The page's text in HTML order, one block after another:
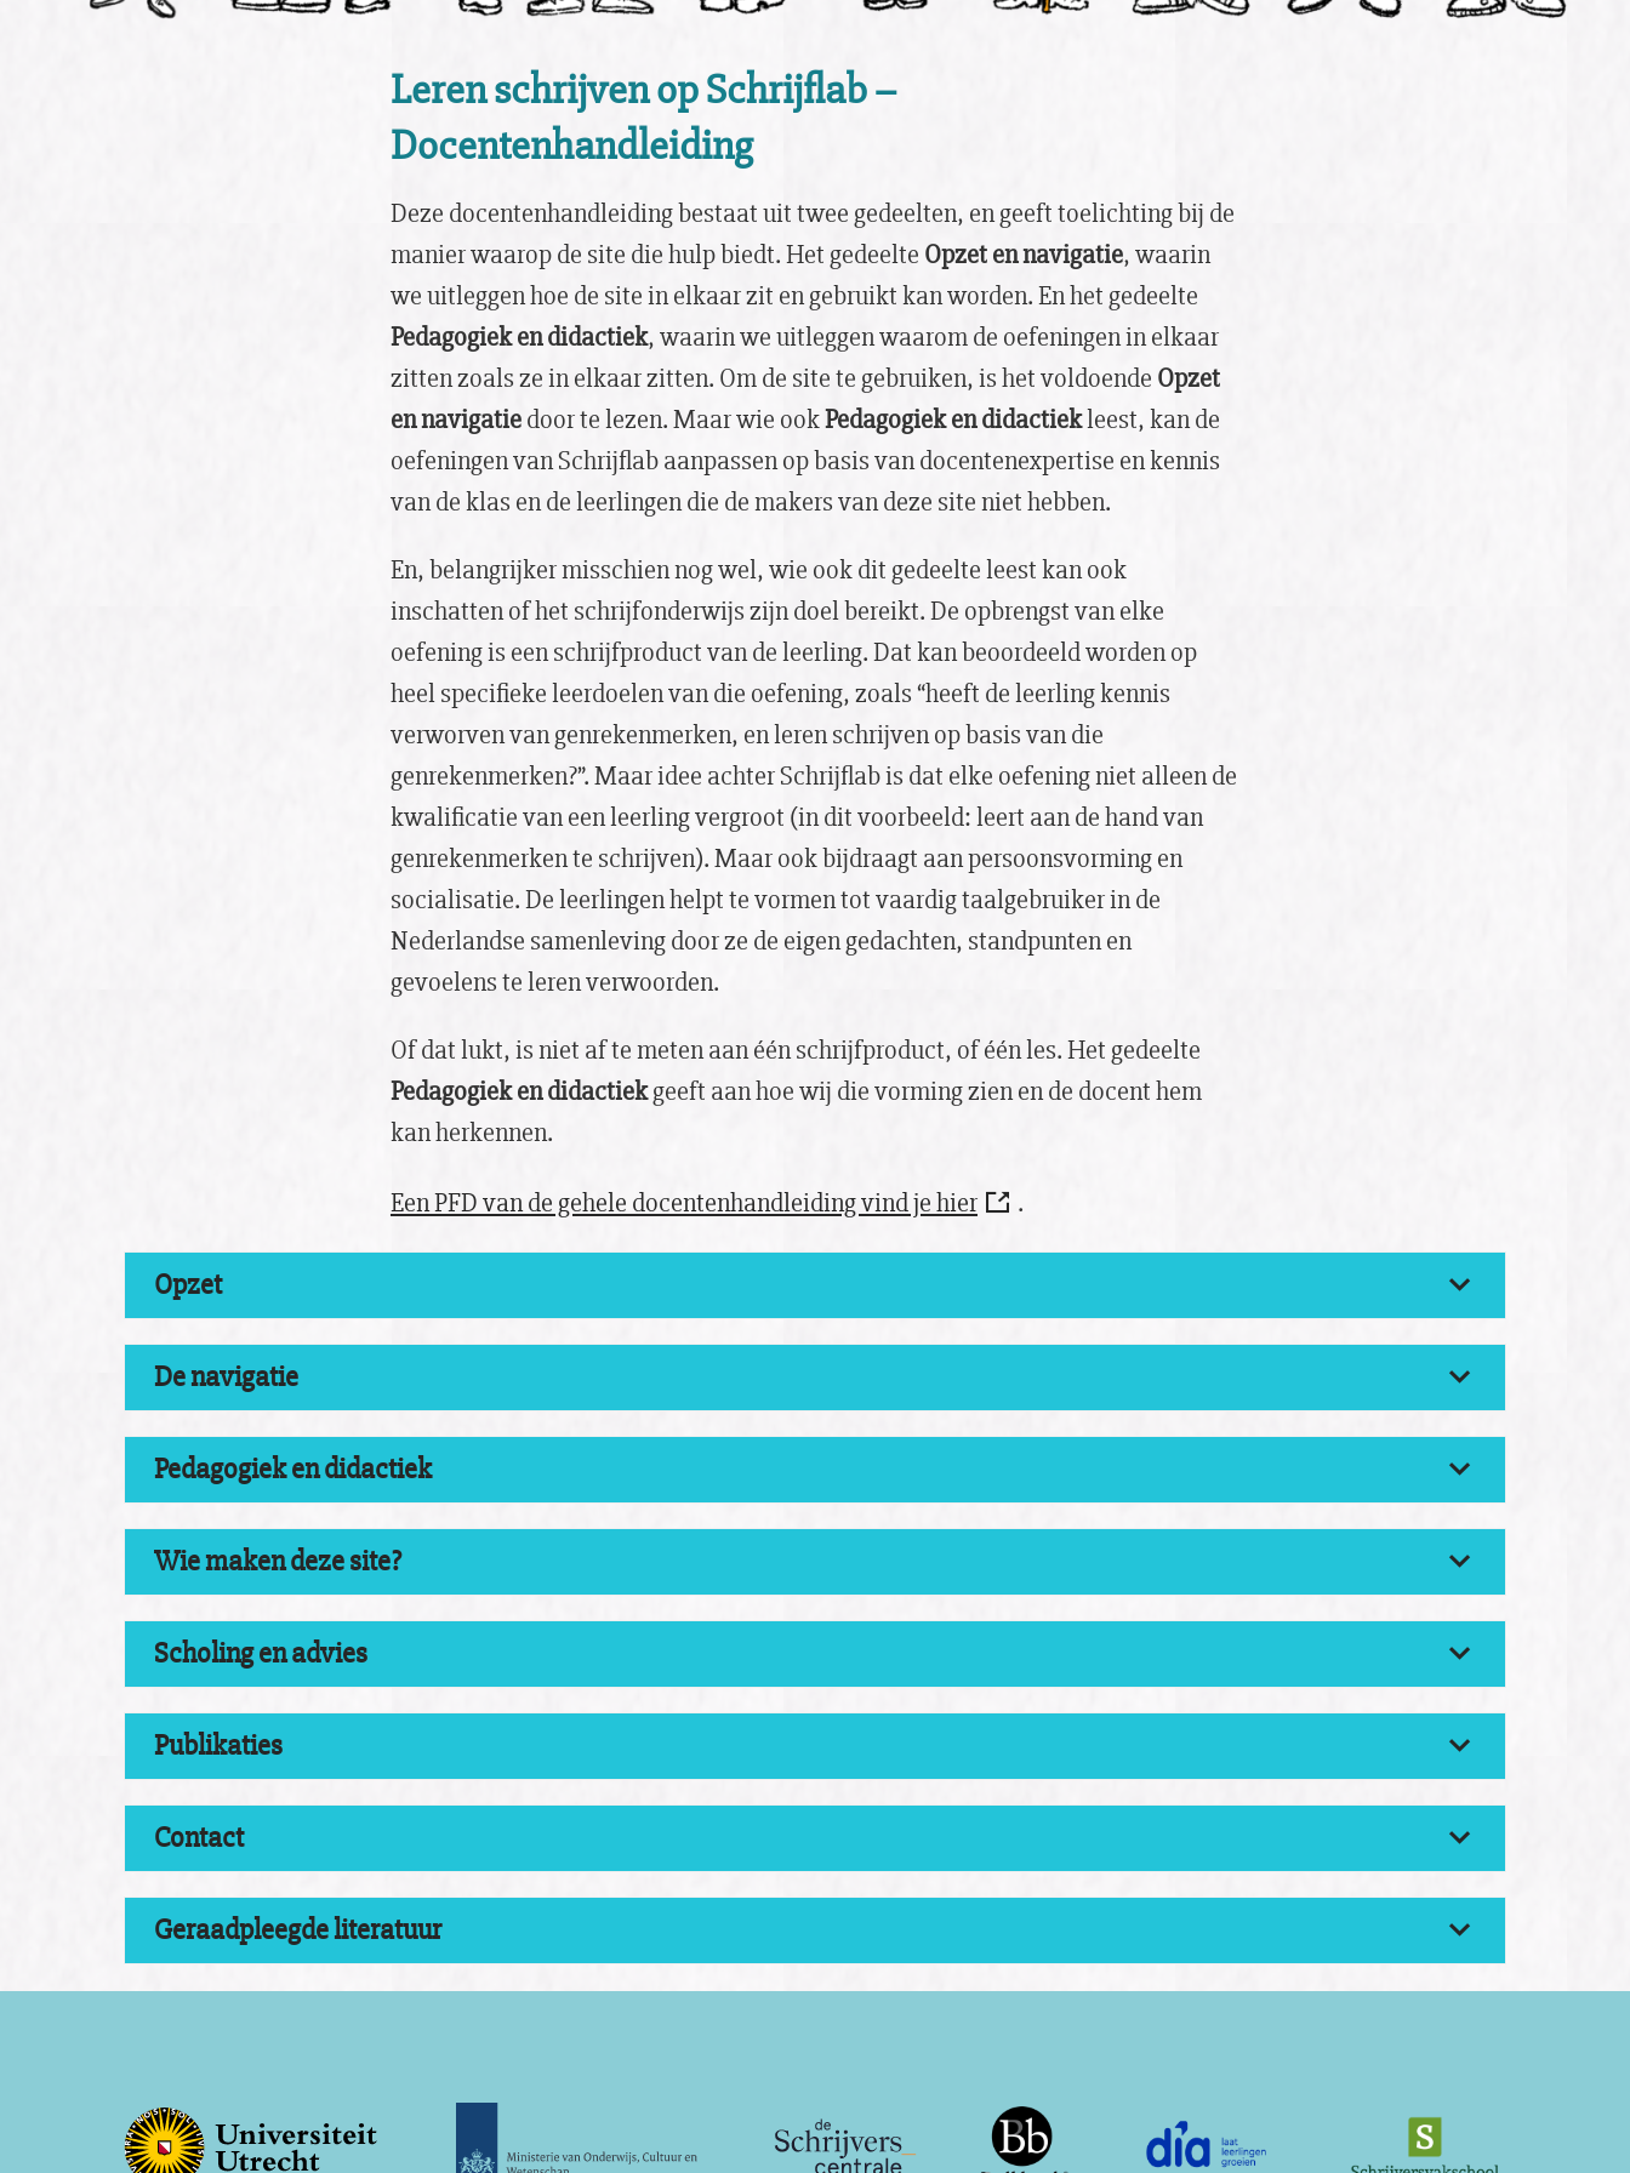
Leren schrijven op Schrijflab –
Docentenhandleiding
Deze docentenhandleiding bestaat uit twee gedeelten, en geeft toelichting bij de
manier waarop de site die hulp biedt. Het gedeelte Opzet en navigatie, waarin
we uitleggen hoe de site in elkaar zit en gebruikt kan worden. En het gedeelte
Pedagogiek en didactiek, waarin we uitleggen waarom de oefeningen in elkaar
zitten zoals ze in elkaar zitten. Om de site te gebruiken, is het voldoende Opzet
en navigatiedoor te lezen. Maar wie ookPedagogiek en didactiekleest, kan de
oefeningen van Schrijflab aanpassen op basis van docentenexpertise en kennis
van de klas en de leerlingen die de makers van deze site niet hebben.
En, belangrijker misschien nog wel, wie ook dit gedeelte leest kan ook
inschatten of het schrijfonderwijs zijn doel bereikt. De opbrengst van elke
oefening is een schrijfproduct van de leerling. Dat kan beoordeeld worden op
heel specifieke leerdoelen van die oefening, zoals “heeft de leerling kennis
verworven van genrekenmerken, en leren schrijven op basis van die
genrekenmerken?”. Maar idee achter Schrijflab is dat elke oefening niet alleen de
kwalificatie van een leerling vergroot (in dit voorbeeld: leert aan de hand van
genrekenmerken te schrijven). Maar ook bijdraagt aan persoonsvorming en
socialisatie. De leerlingen helpt te vormen tot vaardig taalgebruiker in de
Nederlandse samenleving door ze de eigen gedachten, standpunten en
gevoelens te leren verwoorden.
Of dat lukt, is niet af te meten aan één schrijfproduct, of één les. Het gedeelte
Pedagogiek en didactiekgeeft aan hoe wij die vorming zien en de docent hem
kan herkennen.
Een PFD van de gehele docentenhandleiding vind je hier .
Opzet
De navigatie
Pedagogiek en didactiek
Wie maken deze site?
Scholing en advies
Publikaties
Contact
Geraadpleegde literatuur